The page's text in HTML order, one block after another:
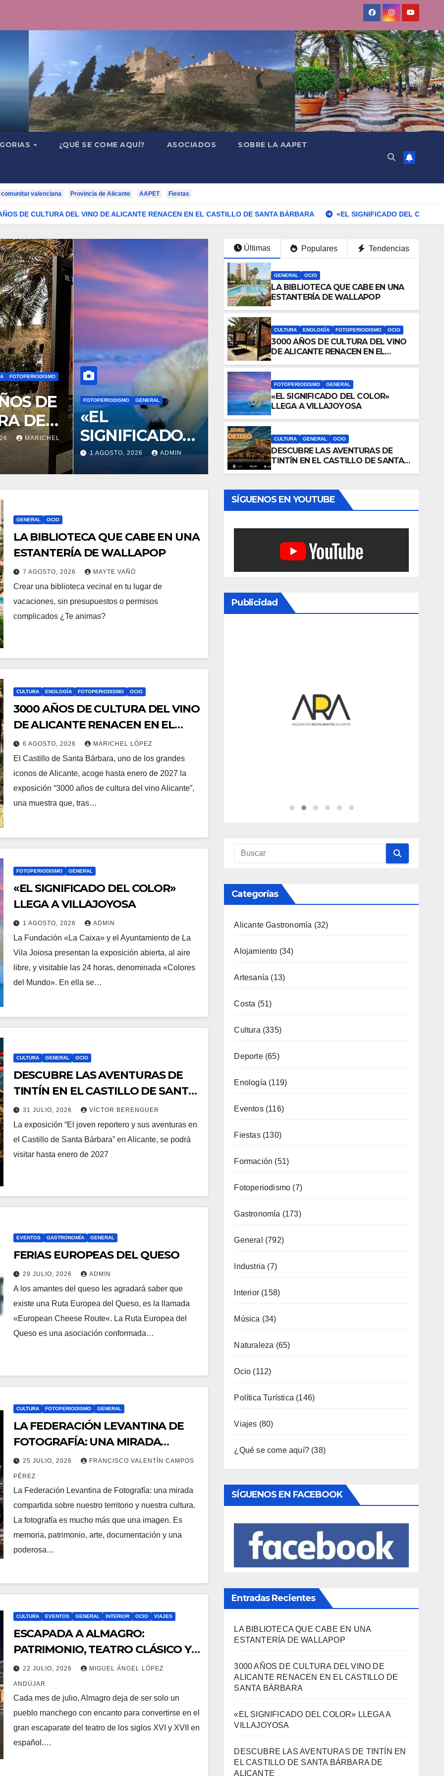
¿QUÉ SE COME AQUÍ? ASOCIADOS SOBRE LA AAPET
comunitat valenciana Provincia de Alicante AAPET Fiestas
VINO DE ALICANTE RENACEN EN EL CASTILLO DE SANTA BÁRBARA «EL SIGNIFICADO DEL COLOR» LLEGA A
FOTOPERIODISMO
DE
DEL
EN
MARICHEL
FOTOPERIODISMO GENERAL
«EL
SIGNIFICADO
DEL COLOR»
LLEGA A
VILLAJOYOSA
1 AGOSTO, 2026 ADMIN
CULTURA GENERAL OCIO
DESCUBRE LAS
AVENTURAS
DE TINTÍN EN
EL CASTILLO
DE SANTA
BÁRBARA DE
ALICANTE
31 JULIO, 2026 VÍCTOR
BERENGUER
EVENTOS GASTRONOMÍA
FERIAS
DEL QUESO
29 JULIO, 2026
Últimas Populares Tendencias
GENERAL OCIO
LA BIBLIOTECA QUE CABE EN UNA
ESTANTERÍA DE WALLAPOP
CULTURA ENOLOGÍA FOTOPERIODISMO OCIO
3000 AÑOS DE CULTURA DEL VINO
DE ALICANTE RENACEN EN EL
FOTOPERIODISMO GENERAL
«EL SIGNIFICADO DEL COLOR»
LLEGA A VILLAJOYOSA
CULTURA GENERAL OCIO
DESCUBRE LAS AVENTURAS DE
TINTÍN EN EL CASTILLO DE SANTA
GENERAL OCIO
LA BIBLIOTECA QUE CABE EN UNA
ESTANTERÍA DE WALLAPOP
7 AGOSTO, 2026 MAYTE VAÑÓ
Crear una biblioteca vecinal en tu lugar de
vacaciones, sin presupuestos o permisos
complicados ¿Te animas?
CULTURA ENOLOGÍA FOTOPERIODISMO OCIO
3000 AÑOS DE CULTURA DEL VINO
DE ALICANTE RENACEN EN EL
CASTILLO DE SANTA BÁRBARA
6 AGOSTO, 2026 MARICHEL LÓPEZ
El Castillo de Santa Bárbara, uno de los grandes
iconos de Alicante, acoge hasta enero de 2027 la
exposición “3000 años de cultura del vino Alicante”,
una muestra que, tras…
FOTOPERIODISMO GENERAL
«EL SIGNIFICADO DEL COLOR»
LLEGA A VILLAJOYOSA
1 AGOSTO, 2026 ADMIN
La Fundación «La Caixa» y el Ayuntamiento de La
Vila Joiosa presentan la exposición abierta, al aire
libre, y visitable las 24 horas, denominada «Colores
del Mundo». En ella se…
CULTURA GENERAL OCIO
DESCUBRE LAS AVENTURAS DE
TINTÍN EN EL CASTILLO DE SANTA
BÁRBARA DE ALICANTE
31 JULIO, 2026 VÍCTOR BERENGUER
La exposición “El joven reportero y sus aventuras en
el Castillo de Santa Bárbara” en Alicante, se podrá
visitar hasta enero de 2027
EVENTOS GASTRONOMÍA GENERAL
FERIAS EUROPEAS DEL QUESO
29 JULIO, 2026 ADMIN
A los amantes del queso les agradará saber que
existe una Ruta Europea del Queso, es la llamada
«European Cheese Route«. La Ruta Europea del
Queso es una asociación conformada…
CULTURA FOTOPERIODISMO GENERAL
LA FEDERACIÓN LEVANTINA DE
FOTOGRAFÍA: UNA MIRADA
COMPARTIDA SOBRE NUESTRO
TERRITORIO.
25 JULIO, 2026 FRANCISCO VALENTÍN CAMPOS
PÉREZ
La Federación Levantina de Fotografía: una mirada
compartida sobre nuestro territorio y nuestra cultura.
La fotografía es mucho más que una imagen. Es
memoria, patrimonio, arte, documentación y una
poderosa…
CULTURA EVENTOS GENERAL INTERIOR OCIO VIAJES
ESCAPADA A ALMAGRO:
PATRIMONIO, TEATRO CLÁSICO Y
GASTRONOMÍA
22 JULIO, 2026 MIGUEL ÁNGEL LÓPEZ
ANDÚJAR
Cada mes de julio, Almagro deja de ser solo un
pueblo manchego con encanto para convertirse en el
gran escaparate del teatro de los siglos XVI y XVII en
español.…
SÍGUENOS EN YOUTUBE
Publicidad
Viajes(80)
¿Qué se come aquí?(38)
SÍGUENOS EN FACEBOOK
Entradas Recientes
ESTANTERÍA DE WALLAPOP
ALICANTE RENACEN EN EL CASTILLO DE
SANTA BÁRBARA